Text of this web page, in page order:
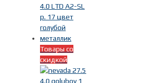
Товары со
скидкой